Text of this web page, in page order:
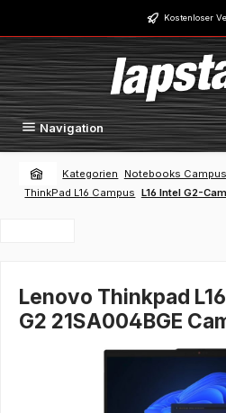
Zum Hauptinhalt springen Kostenloser
Navigation
Kategorien Notebooks Campus
ThinkPad L16 Campus L16 Intel G2-
Lenovo Thinkpad
G2 21SA004BGE
Bildergalerie überspringen